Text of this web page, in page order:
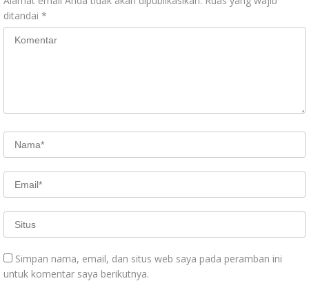
ditandai *
Simpan nama, email, dan situs web saya pada peramban ini
untuk komentar saya berikutnya.